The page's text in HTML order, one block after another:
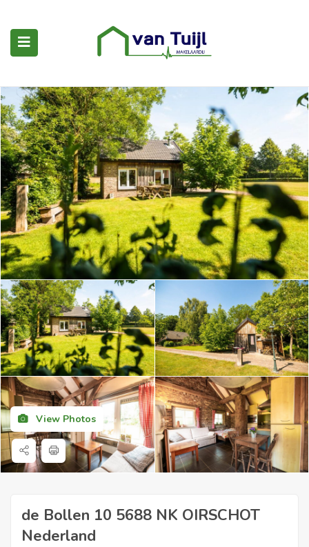
(Woningaanbod)
(Woning kopen)
(Diensten)
View Photos
de Bollen 10 5688 NK OIRSCHOT
Nederland